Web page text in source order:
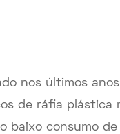
nos últimos
de ráfia plástica
baixo consumo